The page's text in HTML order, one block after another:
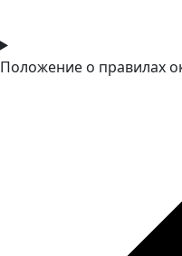
Положение о правилах